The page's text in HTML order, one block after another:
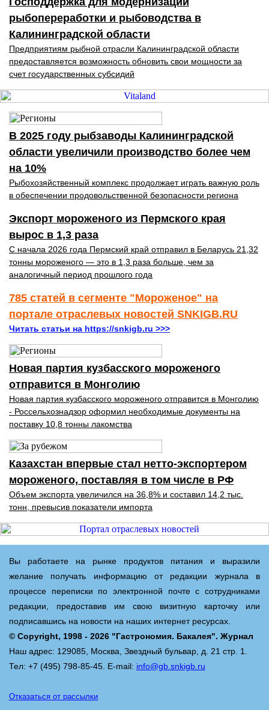
рыбопереработки и рыбоводства в
Калининградской области
Предприятиям рыбной отрасли Калининградской области
предоставляется возможность обновить свои мощности за
счет государственных субсидий
В 2025 году рыбзаводы Калининградской
области увеличили производство более чем
на 10%
Рыбохозяйственный комплекс продолжает играть важную роль
в обеспечении продовольственной безопасности региона
Экспорт мороженого из Пермского края
вырос в 1,3 раза
С начала 2026 года Пермский край отправил в Беларусь 21,32
тонны мороженого — это в 1,3 раза больше, чем за
аналогичный период прошлого года
785 статей в сегменте "Мороженое" на
портале отраслевых новостей SNKIGB.RU
Читать статьи на https://snkigb.ru >>>
Новая партия кузбасского мороженого
отправится в Монголию
Новая партия кузбасского мороженого отправится в Монголию
- Россельхознадзор оформил необходимые документы на
поставку 10,8 тонны лакомства
Казахстан впервые стал нетто-экспортером
мороженого, поставляя в том числе в РФ
Объем экспорта увеличился на 36,8% и составил 14,2 тыс.
тонн, превысив показатели импорта
Вы работаете на рынке продуктов питания и выразили
желание получать информацию от редакции журнала в
процессе переписки по электронной почте с сотрудниками
редакции, предоставив им свою визитную карточку или
подписавшись на новости на наших интернет ресурсах.
© Copyright, 1998 - 2026 "Гастрономия. Бакалея". Журнал
Наш адрес: 129085, Москва, Звездный бульвар, д. 21 стр. 1.
Тел: +7 (495) 798-85-45. E-mail: info@gb.snkigb.ru
Отказаться от рассылки